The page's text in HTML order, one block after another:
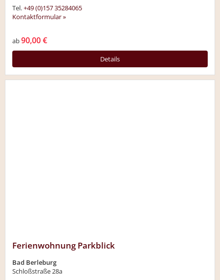
Tel.+49 (0)157 35284065
Kontaktformular »
ab90,00 €
Details
Ferienwohnung Parkblick
Bad Berleburg
Schloßstraße 28a